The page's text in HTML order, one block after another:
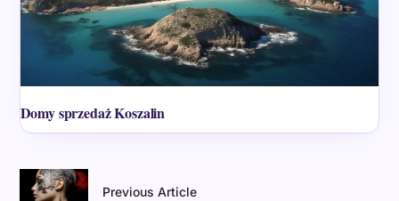
Domy sprzedaż Koszalin
Previous Article